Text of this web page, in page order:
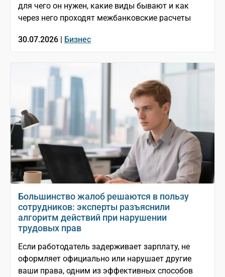
для чего он нужен, какие виды бывают и как
через него проходят межбанковские расчеты
30.07.2026 | Бизнес
Большинство жалоб решаются в пользу
сотрудников: эксперты разъяснили
алгоритм действий при нарушении
трудовых прав
Если работодатель задерживает зарплату, не
оформляет официально или нарушает другие
ваши права, одним из эффективных способов